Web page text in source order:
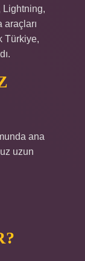
Lightning,
araçları
Türkiye,
ana
uzun